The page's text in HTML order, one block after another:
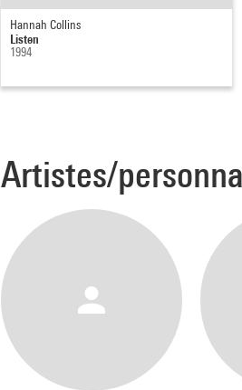
Hannah Collins
Listen
1994
Artistes/